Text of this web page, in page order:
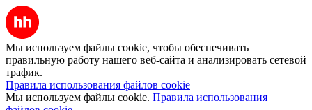
Мы используем файлы cookie, чтобы обеспечивать
правильную работу нашего веб-сайта и анализировать сетевой
трафик.
Правила использования файлов cookie
Мы используем файлы cookie. Правила использования